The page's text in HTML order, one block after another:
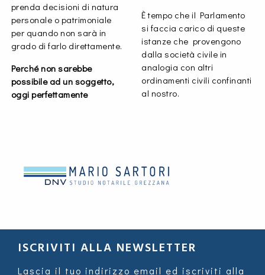
prenda decisioni di natura
personale o patrimoniale
per quando non sarà in
grado di farlo direttamente.
Perché non sarebbe
possibile ad un soggetto,
oggi perfettamente
È tempo che il Parlamento
si faccia carico di queste
istanze che provengono
dalla società civile in
analogia con altri
ordinamenti civili confinanti
al nostro.
ISCRIVITI ALLA NEWSLETTER
Lascia il tuo indirizzo email ed iscriviti alla